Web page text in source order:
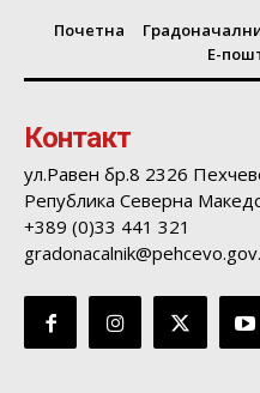
Почетна
Е-
Контакт
ул.Равен бр.8 2326
Република Северна
+389 (0)33 441 321